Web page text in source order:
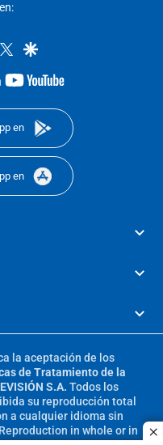
twittergoogle
youtube-
en
en
la aceptación de los
de Tratamiento de la
S.A. Todos los
su reproducción total
a cualquier idioma sin
in whole or in